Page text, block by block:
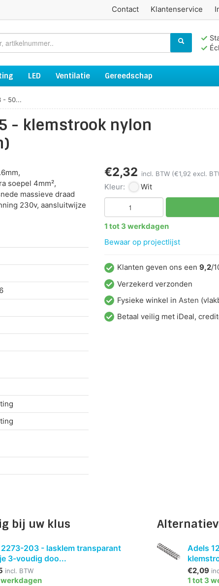
Klantenservice
Contact
LED Ventilatie Gereedschap
- 50...
- klemstrook nylon
soepel 4mm²,
massieve draad
230v, aansluitwijze
€2,32 incl. BTW (€1,92 excl.
Kleur: Wit
1 tot 3 werkdagen
Bewaar op projectlijst
Klanten geven ons een 9,2/
Verzekerd verzonden
Fysieke winkel in Asten
Betaal veilig met iDeal,
bij uw klus
2273-203 - lasklem transparant
3-voudig doo...
incl. BTW
werkdagen
Adels
€2,09
1 tot 3